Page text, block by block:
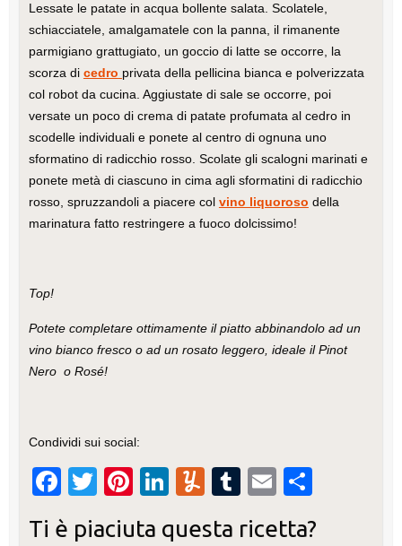
Lessate le patate in acqua bollente salata. Scolatele,
schiacciatele, amalgamatele con la panna, il rimanente
parmigiano grattugiato, un goccio di latte se occorre, la
scorza di cedro privata della pellicina bianca e polverizzata
col robot da cucina. Aggiustate di sale se occorre, poi
versate un poco di crema di patate profumata al cedro in
scodelle individuali e ponete al centro di ognuna uno
sformatino di radicchio rosso. Scolate gli scalogni marinati e
ponete metà di ciascuno in cima agli sformatini di radicchio
rosso, spruzzandoli a piacere col vino liquoroso della
marinatura fatto restringere a fuoco dolcissimo!
Top!
Potete completare ottimamente il piatto abbinandolo ad un
vino bianco fresco o ad un rosato leggero, ideale il Pinot
Nero o Rosé!
Condividi sui social:
F
a
c
T
tt
Pi
er
Li
k
Y
m
T
m
E
ail n
Ti è piaciuta questa ricetta?